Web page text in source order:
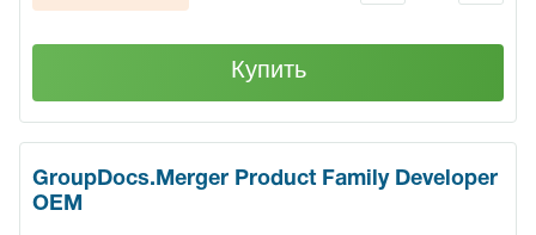
Купить
GroupDocs.Merger Product Family Developer
OEM